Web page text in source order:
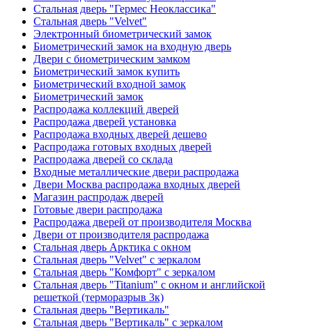
Стальная дверь "Гермес Неоклассика"
Стальная дверь "Velvet"
Электронный биометрический замок
Биометрический замок на входную дверь
Двери с биометрическим замком
Биометрический замок купить
Биометрический входной замок
Биометрический замок
Распродажа коллекций дверей
Распродажа дверей установка
Распродажа входных дверей дешево
Распродажа готовых входных дверей
Распродажа дверей со склада
Входные металлические двери распродажа
Двери Москва распродажа входных дверей
Магазин распродаж дверей
Готовые двери распродажа
Распродажа дверей от производителя Москва
Двери от производителя распродажа
Стальная дверь Арктика с окном
Стальная дверь "Velvet" с зеркалом
Стальная дверь "Комфорт" с зеркалом
Стальная дверь "Titanium" с окном и английской
решеткой (терморазрыв 3к)
Стальная дверь "Вертикаль"
Стальная дверь "Вертикаль" с зеркалом